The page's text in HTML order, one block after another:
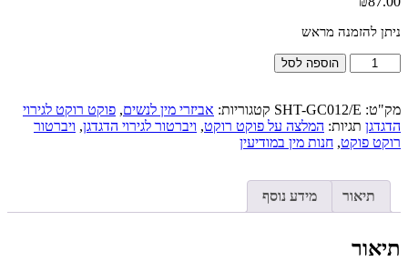
ניתן להזמנה מראש
כמות
של
רוקט
שחור
הוספה לסל
מק"ט: SHT-GC012/E קטגוריות: אביזרי מין לנשים, פוקט רוקט לגירוי
הדגדגן תגיות: המלצה על פוקט רוקט, ויברטור לגירוי הדגדגן, ויברטור
רוקט פוקט, חנות מין במודיעין
תיאור מידע נוסף
תיאור